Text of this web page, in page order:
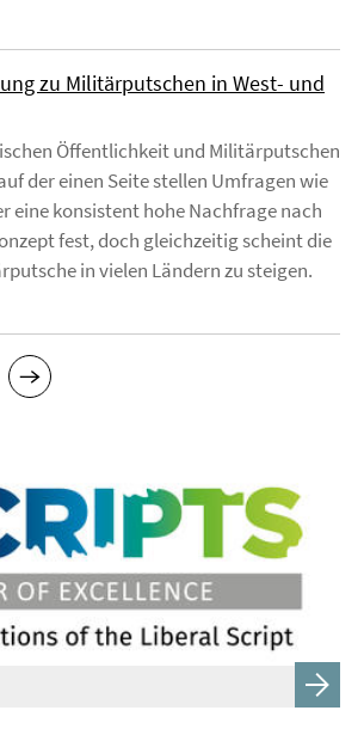
zu Militärputschen in West- und
Öffentlichkeit und Militärputschen
der einen Seite stellen Umfragen wie
eine konsistent hohe Nachfrage nach
fest, doch gleichzeitig scheint die
in vielen Ländern zu steigen.